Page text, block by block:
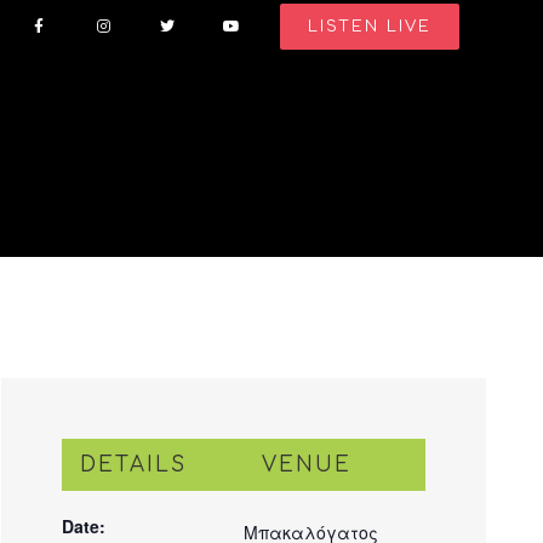
LISTEN LIVE
DETAILS
Date:
VENUE
Μπακαλόγατος